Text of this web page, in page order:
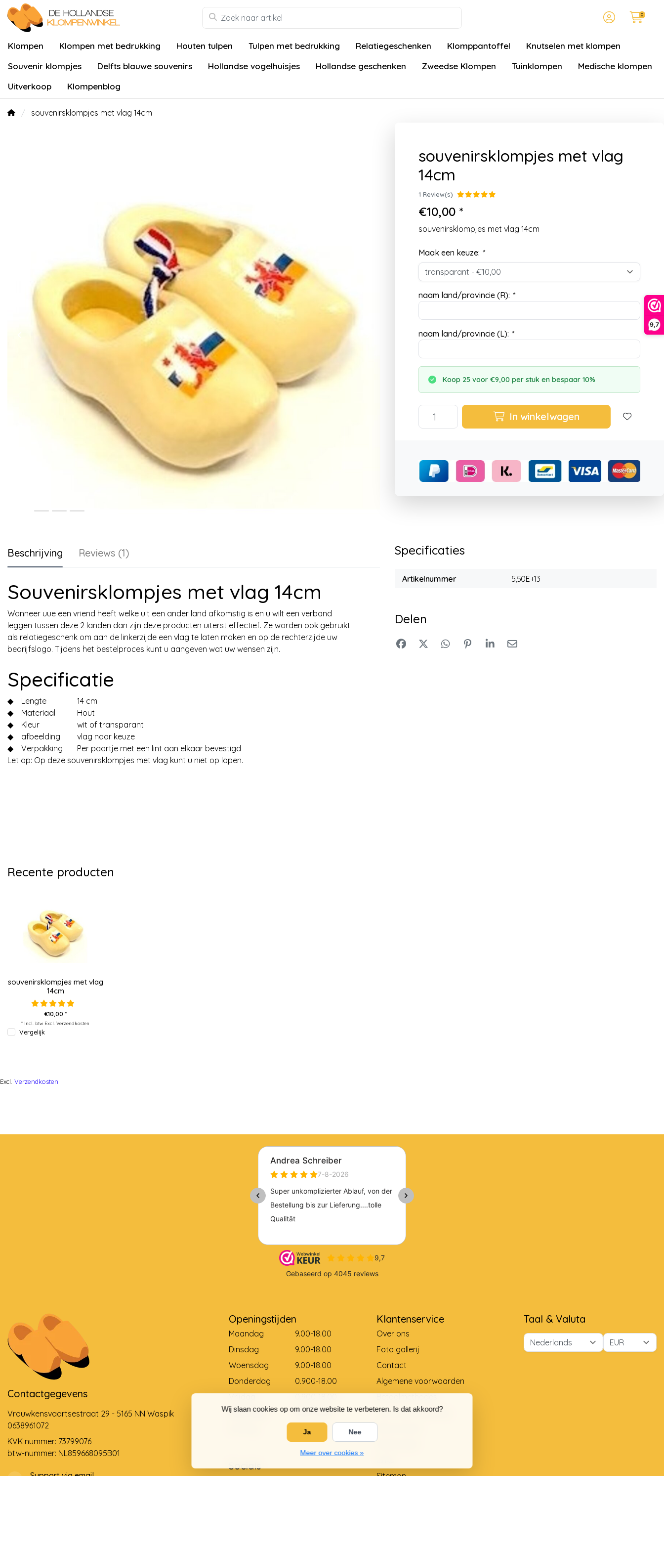
9,7
Wij slaan cookies op om onze website te verbeteren. Is dat akkoord?
Ja Nee
Meer over cookies »
0
Klompen Klompen met bedrukking Houten tulpen Tulpen met bedrukking Relatiegeschenken Klomppantoffel
Knutselen met klompen
Souvenir klompjes
Delfts blauwe souvenirs Hollandse vogelhuisjes Hollandse geschenken Zweedse Klompen Tuinklompen
Medische klompen
Uitverkoop
Klompenblog
souvenirsklompjes met vlag 14cm
souvenirsklompjes met vlag
14cm
1 Review(s)
€10,00 *
souvenirsklompjes met vlag 14cm
Maak een keuze: *
naam land/provincie (R): *
naam land/provincie (L): *
Koop 25 voor €9,00 per stuk en bespaar 10%
In winkelwagen
Beschrijving Reviews (1)
Souvenirsklompjes met vlag 14cm
Wanneer uue een vriend heeft welke uit een ander land afkomstig is en u wilt een verband
leggen tussen deze 2 landen dan zijn deze producten uiterst effectief. Ze worden ook gebruikt
als relatiegeschenk om aan de linkerzijde een vlag te laten maken en op de rechterzijde uw
bedrijfslogo. Tijdens het bestelproces kunt u aangeven wat uw wensen zijn.
Specificatie
◆ Lengte
14 cm
◆
Materiaal
Hout
◆
Kleur
wit of transparant
◆
afbeelding
vlag naar keuze
◆
Verpakking
Per paartje met een lint aan elkaar bevestigd
Let op: Op deze souvenirsklompjes met vlag kunt u niet op lopen.
Specificaties
Artikelnummer 5,50E+13
Delen
Recente producten
souvenirsklompjes met vlag
14cm
€10,00 *
* Incl. btw Excl. Verzendkosten
Vergelijk
Excl. Verzendkosten
Contactgegevens
Vrouwkensvaartsestraat 29 - 5165 NN Waspik
0638961072
KVK nummer: 73799076
btw-nummer: NL859668095B01
Support via email
Openingstijden
Maandag
9.00-18.00
Dinsdag
9.00-18.00
Woensdag
9.00-18.00
Donderdag
0.900-18.00
Vrijdag
0.900-18.00
Zaterdag
9.00-12.00
Gesloten
Socials
Klantenservice
Over ons
Foto gallerij
Contact
Algemene voorwaarden
Betaalmethodes
Levering en betaling
Retourneren
Matentabel
Sitemap
Taal & Valuta